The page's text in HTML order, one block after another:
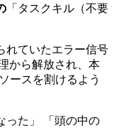
「タスクキル（不要
れていたエラー信号
から解放され、本
ースを割けるよう
った」 「頭の中の